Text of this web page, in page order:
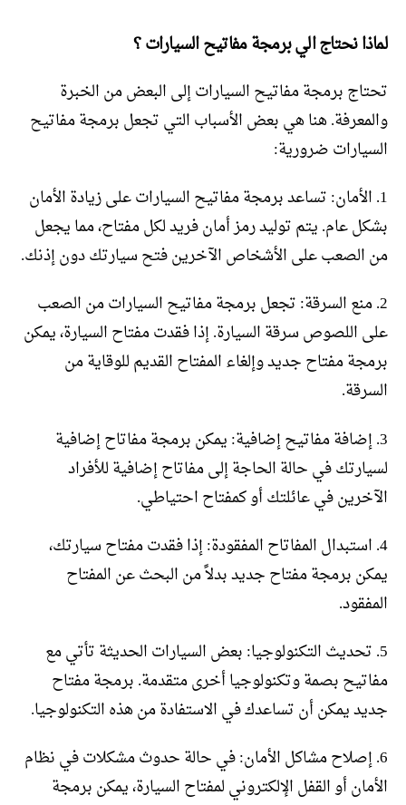
لماذا نحتاج الي برمجة مفاتيح السيارات ؟
تحتاج برمجة مفاتيح السيارات إلى البعض من الخبرة
والمعرفة. هنا هي بعض الأسباب التي تجعل برمجة مفاتيح
السيارات ضرورية:
1. الأمان: تساعد برمجة مفاتيح السيارات على زيادة الأمان
بشكل عام. يتم توليد رمز أمان فريد لكل مفتاح، مما يجعل
من الصعب على الأشخاص الآخرين فتح سيارتك دون إذنك.
2. منع السرقة: تجعل برمجة مفاتيح السيارات من الصعب
على اللصوص سرقة السيارة. إذا فقدت مفتاح السيارة، يمكن
برمجة مفتاح جديد وإلغاء المفتاح القديم للوقاية من
السرقة.
3. إضافة مفاتيح إضافية: يمكن برمجة مفاتاح إضافية
لسيارتك في حالة الحاجة إلى مفاتاح إضافية للأفراد
الآخرين في عائلتك أو كمفتاح احتياطي.
4. استبدال المفاتاح المفقودة: إذا فقدت مفتاح سيارتك،
يمكن برمجة مفتاح جديد بدلاً من البحث عن المفتاح
المفقود.
5. تحديث التكنولوجيا: بعض السيارات الحديثة تأتي مع
مفاتيح بصمة وتكنولوجيا أخرى متقدمة. برمجة مفتاح
جديد يمكن أن تساعدك في الاستفادة من هذه التكنولوجيا.
6. إصلاح مشاكل الأمان: في حالة حدوث مشكلات في نظام
الأمان أو القفل الإلكتروني لمفتاح السيارة، يمكن برمجة